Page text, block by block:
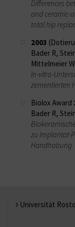
Differences
and ceramic-
total hip
2003
Bader R,
Mittelmeier W
In-vitro-
zementierten
Biolox Award
Bader R,
zu Implantat-
Handhabung
Universität